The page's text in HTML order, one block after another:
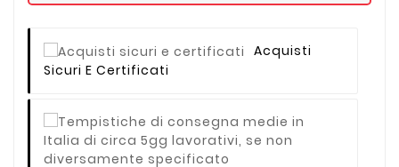
Acquisti
Sicuri E Certificati